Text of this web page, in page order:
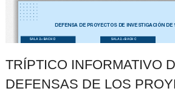
TRÍPTICO INFORMATIVO
DEFENSAS DE LOS